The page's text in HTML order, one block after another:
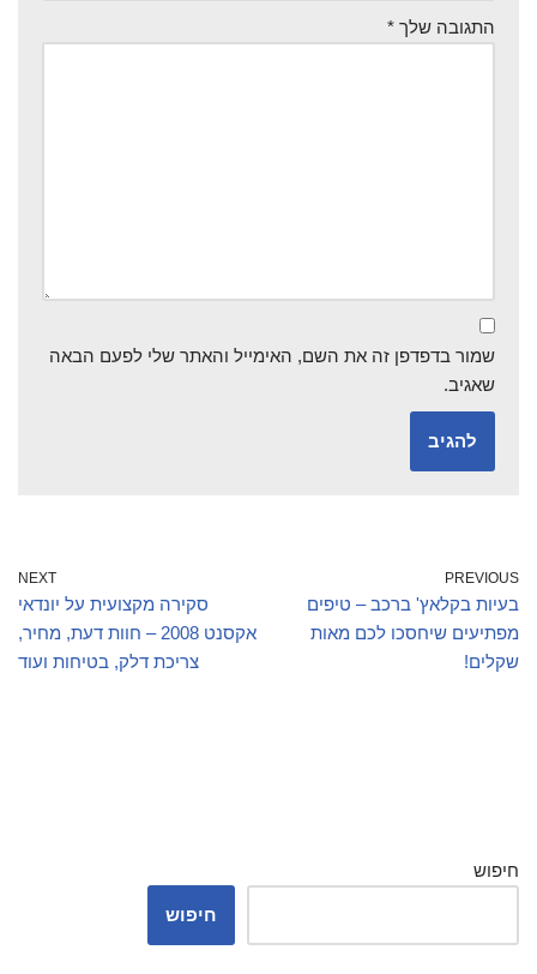
התגובה שלך *
שמור בדפדפן זה את השם, האימייל והאתר שלי לפעם הבאה
שאגיב.
PREVIOUS
בעיות בקלאץ' ברכב – טיפים
מפתיעים שיחסכו לכם מאות
שקלים!
NEXT
סקירה מקצועית על יונדאי
אקסנט 2008 – חוות דעת, מחיר,
צריכת דלק, בטיחות ועוד
חיפוש
חיפוש